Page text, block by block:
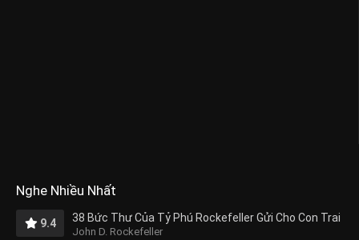
Nghe Nhiều Nhất
9.4 38 Bức Thư Của Tỷ Phú Rockefeller Gửi Cho Con Trai
John D. Rockefeller